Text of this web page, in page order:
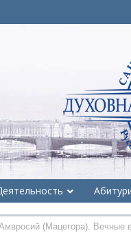
(Мацегора). Вечные